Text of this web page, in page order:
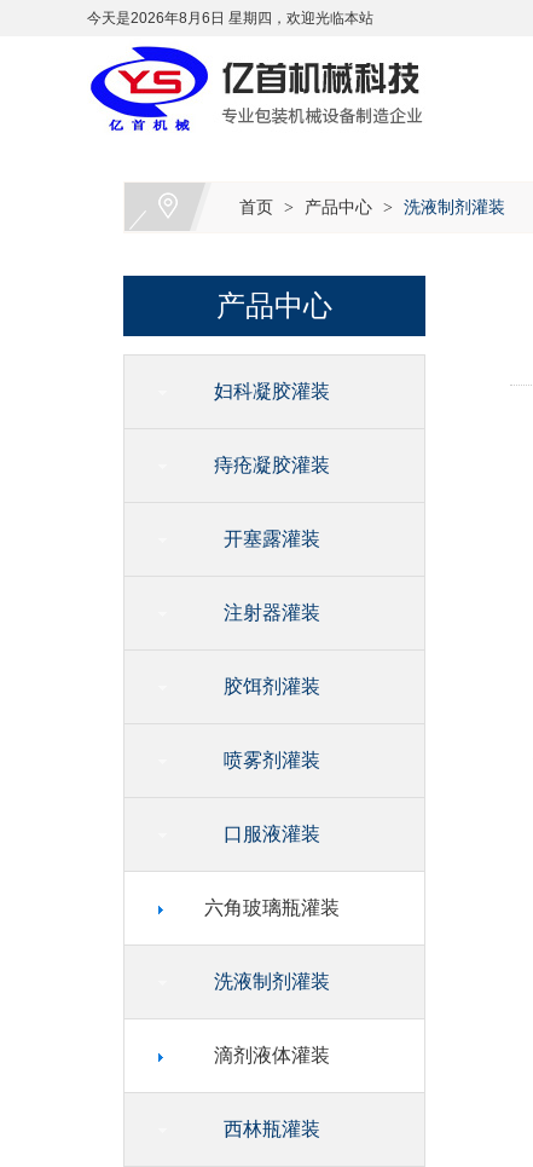
今天是2026年8月6日 星期四，欢迎光临本站
首页 > 产品中心 > 洗液制剂灌装
产品中心
妇科凝胶灌装
痔疮凝胶灌装
开塞露灌装
注射器灌装
胶饵剂灌装
喷雾剂灌装
口服液灌装
六角玻璃瓶灌装
洗液制剂灌装
滴剂液体灌装
西林瓶灌装